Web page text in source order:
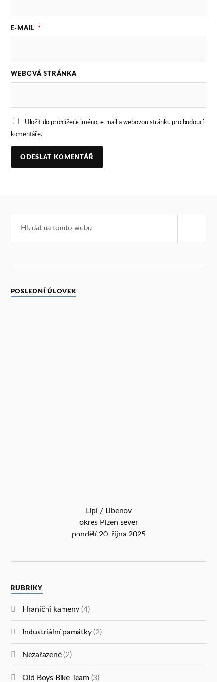
E-MAIL *
WEBOVÁ STRÁNKA
Uložit do prohlížeče jméno, e-mail a webovou stránku pro budoucí
komentáře.
POSLEDNÍ ÚLOVEK
Lipí / Libenov
okres Plzeň sever
pondělí 20. října 2025
RUBRIKY
Hraniční kameny (4)
Industriální památky (2)
Nezařazené (2)
Old Boys Bike Team (3)